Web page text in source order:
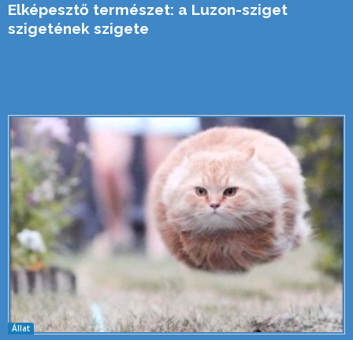
Elképesztő természet: a Luzon-sziget
szigetének szigete
Állat